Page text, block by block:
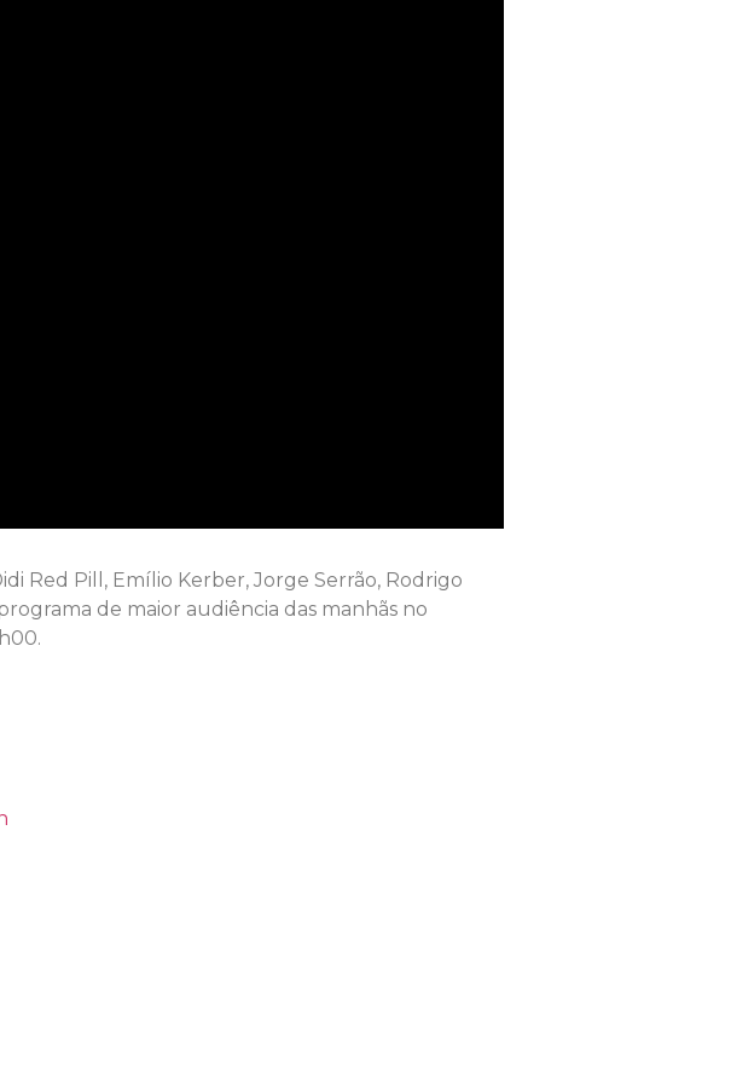
Red Pill, Emílio Kerber, Jorge Serrão, Rodrigo
de maior audiência das manhãs no